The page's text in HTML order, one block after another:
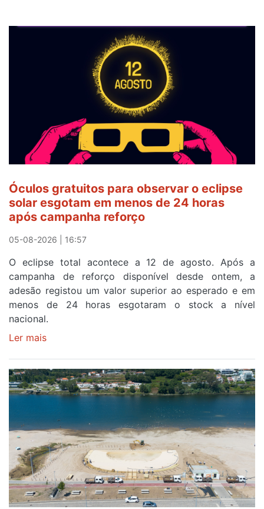
Óculos gratuitos para observar o eclipse
solar esgotam em menos de 24 horas
após campanha reforço
05-08-2026 | 16:57
O eclipse total acontece a 12 de agosto. Após a
campanha de reforço disponível desde ontem, a
adesão registou um valor superior ao esperado e em
menos de 24 horas esgotaram o stock a nível
nacional.
Ler mais
para
observar
eclipse
solar
esgotam
em
menos
de